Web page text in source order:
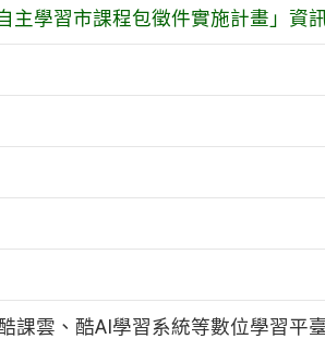
主學習市課程包徵件實施計畫」資
課雲、酷AI學習系統等數位學習平